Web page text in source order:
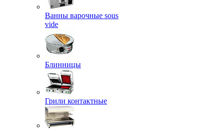
Ванны варочные sous
vide
Блинницы
Грили контактные